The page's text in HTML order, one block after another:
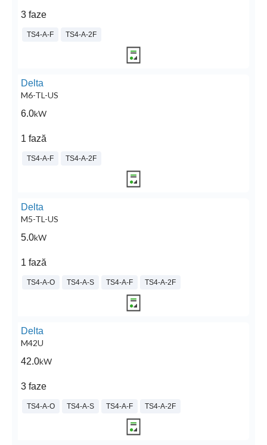
3 faze
TS4-A-F TS4-A-2F
Delta
M6-TL-US
6.0kW
1 fază
TS4-A-F TS4-A-2F
Delta
M5-TL-US
5.0kW
1 fază
TS4-A-O TS4-A-S TS4-A-F TS4-A-2F
Delta
M42U
42.0kW
3 faze
TS4-A-O TS4-A-S TS4-A-F TS4-A-2F